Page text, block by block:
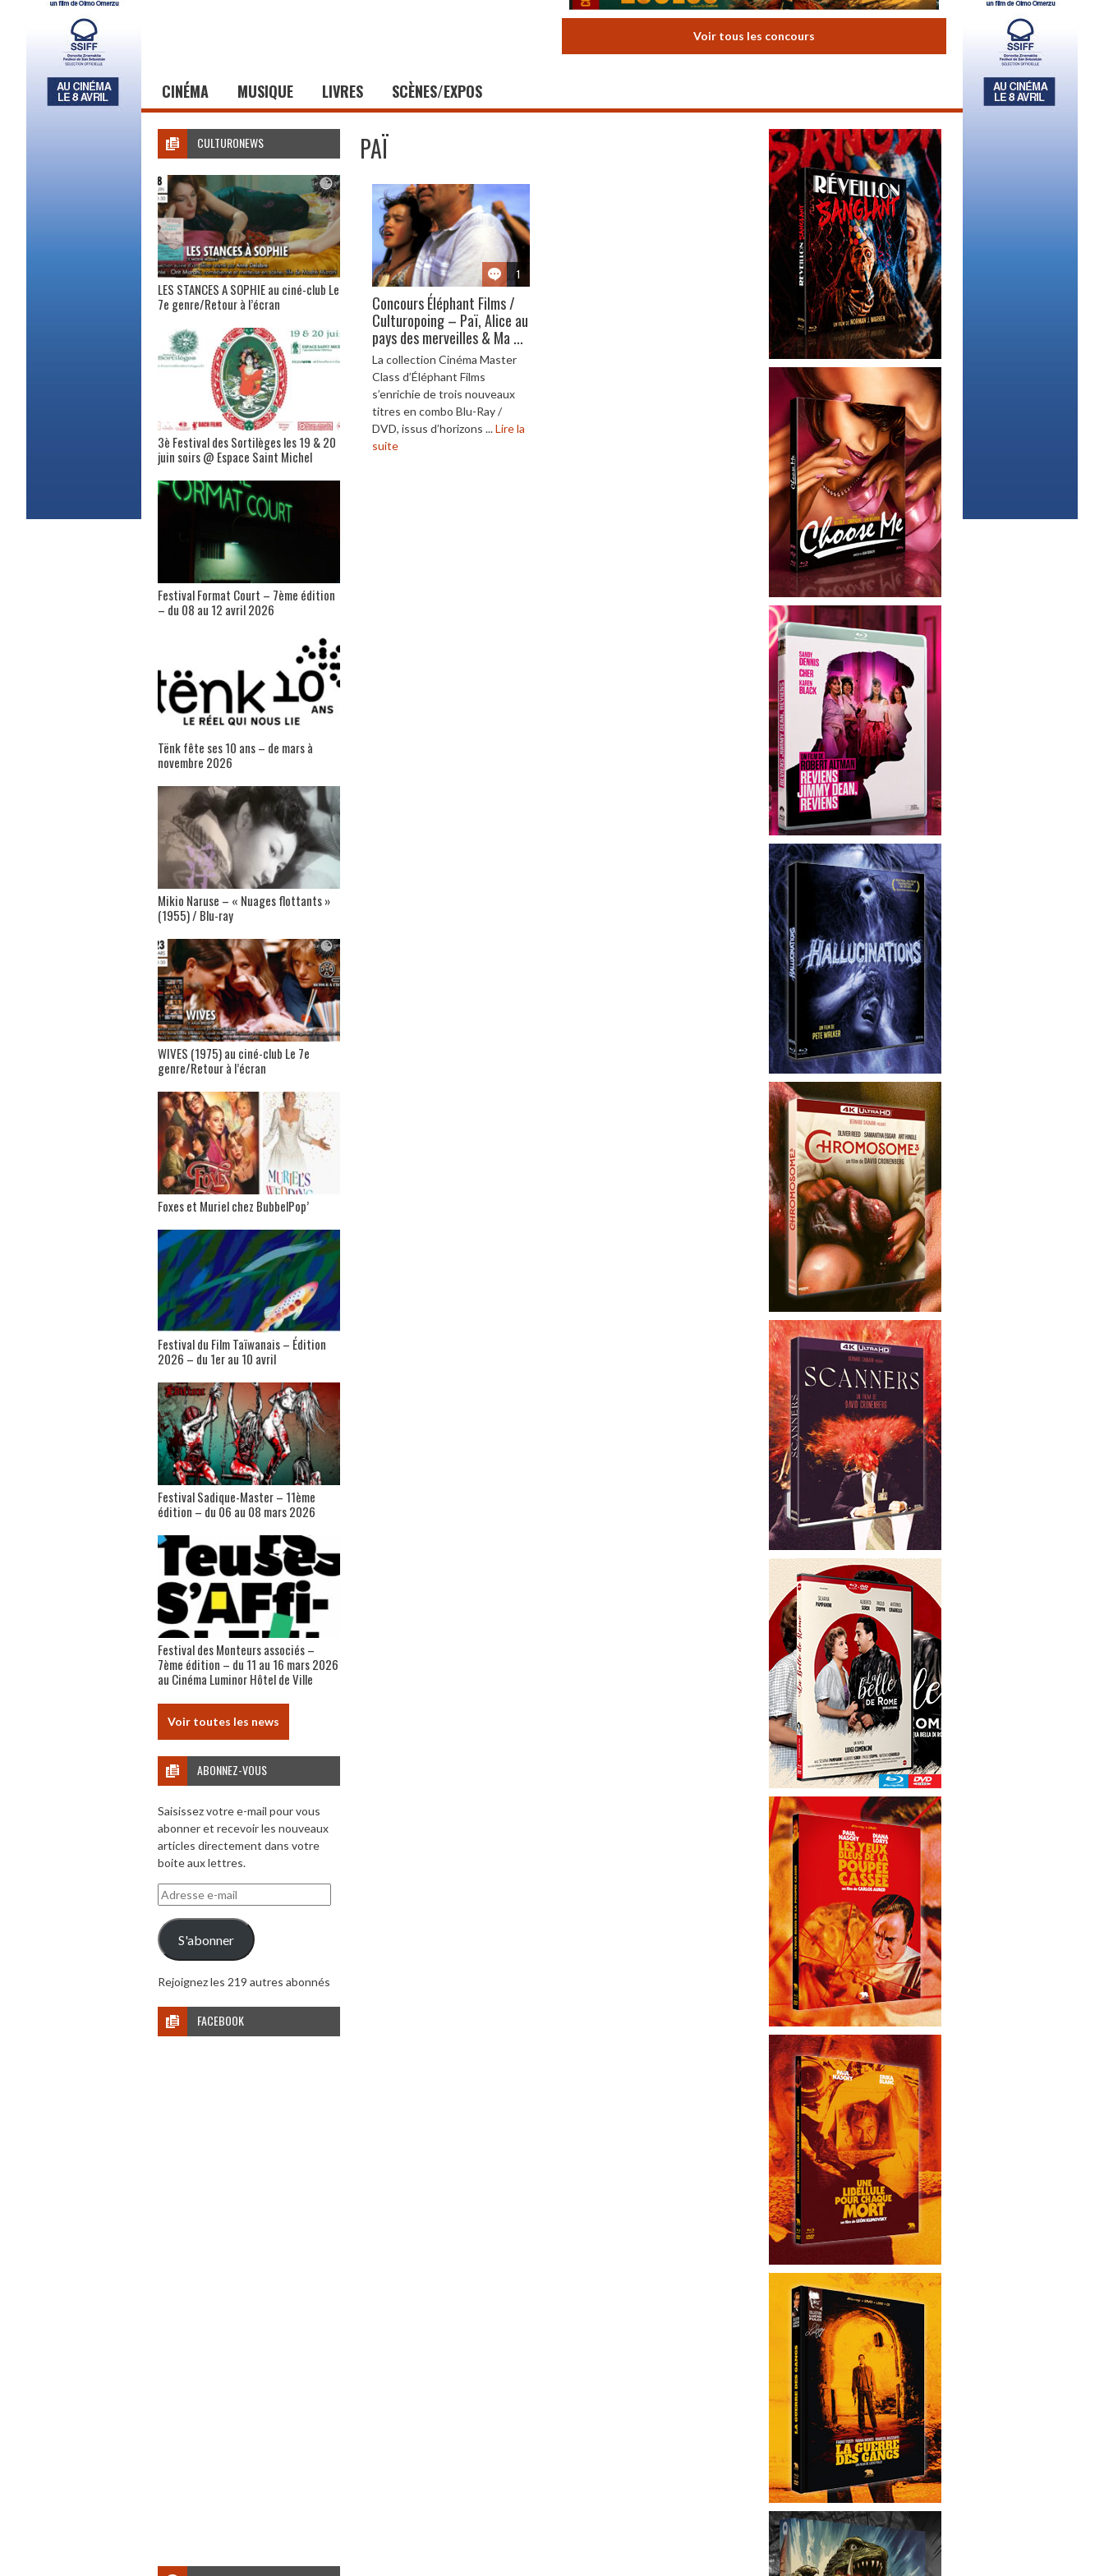
Voir tous les concours
CINÉMA MUSIQUE LIVRES SCÈNES/EXPOS
PAÏ
1
Concours Éléphant Films /
Culturopoing – Paï, Alice au
pays des merveilles & Ma ...
La collection Cinéma Master
Class d’Éléphant Films
s’enrichie de trois nouveaux
titres en combo Blu-Ray /
DVD, issus d’horizons ...Lire la
suite
CULTURONEWS
LES STANCES A SOPHIE au ciné-club Le
7e genre/Retour à l’écran
3è Festival des Sortilèges les 19 & 20
juin soirs @ Espace Saint Michel
Festival Format Court – 7ème édition
– du 08 au 12 avril 2026
Tënk fête ses 10 ans – de mars à
novembre 2026
Mikio Naruse – « Nuages flottants »
(1955) / Blu-ray
WIVES (1975) au ciné-club Le 7e
genre/Retour à l’écran
Foxes et Muriel chez BubbelPop’
Festival du Film Taïwanais – Édition
2026 – du 1er au 10 avril
Festival Sadique-Master – 11ème
édition – du 06 au 08 mars 2026
Festival des Monteurs associés –
7ème édition – du 11 au 16 mars 2026
au Cinéma Luminor Hôtel de Ville
Voir toutes les news
ABONNEZ-VOUS
Saisissez votre e-mail pour vous
abonner et recevoir les nouveaux
articles directement dans votre
boite aux lettres.
Adresse
e-
mail
S'abonner
Rejoignez les 219 autres abonnés
FACEBOOK